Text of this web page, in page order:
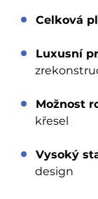
Celková
Luxusní
Možnost
křesel
Vysoký
design